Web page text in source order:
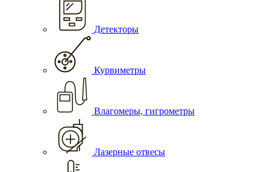
Детекторы
Курвиметры
Влагомеры, гигрометры
Лазерные отвесы